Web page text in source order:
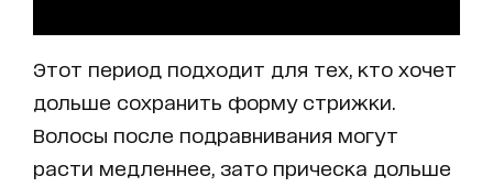
Этот период подходит для тех, кто хочет
дольше сохранить форму стрижки.
Волосы после подравнивания могут
расти медленнее, зато прическа дольше